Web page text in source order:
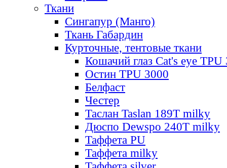
Ткани
Сингапур (Манго)
Ткань Габардин
Курточные, тентовые ткани
Кошачий глаз Cat's eye TPU
Остин TPU 3000
Белфаст
Честер
Таслан Taslan 189T milky
Дюспо Dewspo 240T milky
Таффета PU
Таффета milky